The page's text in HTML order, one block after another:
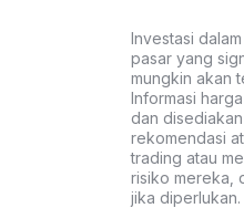
Investasi
pasar yang
mungkin akan
Informasi
dan
rekomendasi
trading atau
risiko mereka,
jika